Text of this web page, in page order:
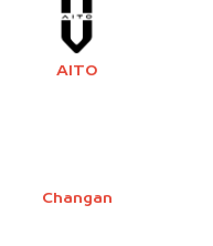
AITO
Changan